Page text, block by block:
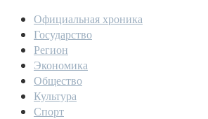
Официальная хроника
Государство
Регион
Экономика
Общество
Культура
Спорт